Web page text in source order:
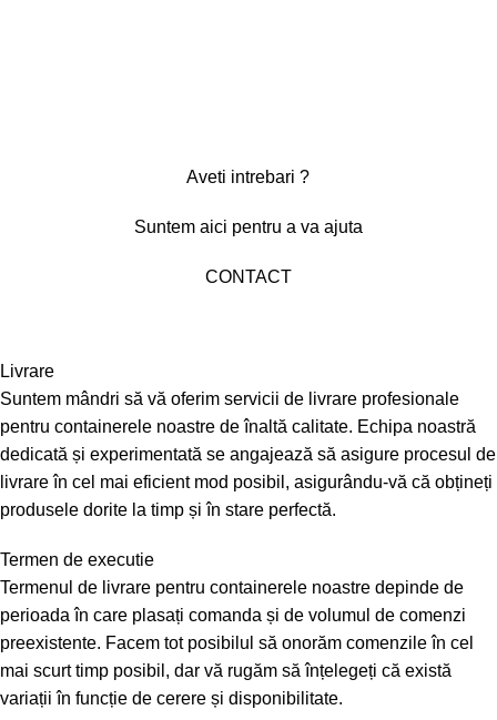
Aveti intrebari ?
Suntem aici pentru a va ajuta
CONTACT
Livrare
Suntem mândri să vă oferim servicii de livrare profesionale
pentru containerele noastre de înaltă calitate. Echipa noastră
dedicată și experimentată se angajează să asigure procesul de
livrare în cel mai eficient mod posibil, asigurându-vă că obțineți
produsele dorite la timp și în stare perfectă.
Termen de executie
Termenul de livrare pentru containerele noastre depinde de
perioada în care plasați comanda și de volumul de comenzi
preexistente. Facem tot posibilul să onorăm comenzile în cel
mai scurt timp posibil, dar vă rugăm să înțelegeți că există
variații în funcție de cerere și disponibilitate.